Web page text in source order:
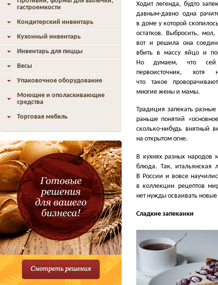
Ходит легенда, будто
давным-давно одна
в доме у которой
остатков. Выбросить,
вот и решила она
вбить в массу яйцо и
Но думаем, что
первоисточник, хотя
что такое
многие жены и мамы.
Традиция запекать
раньше понятий «
сколько-нибудь внятный
на открытом огне.
В кухнях разных народов
блюда. Так, итальянская
В России и вовсе
в коллекции рецептов
нет нужды осваивать
Сладкие запеканки
гастроемкости
Кондитерский инвентарь
Кухонный инвентарь
Инвентарь для пиццы
Весы
Упаковочное оборудование
Моющие и ополаскивающие
средства
Торговая мебель